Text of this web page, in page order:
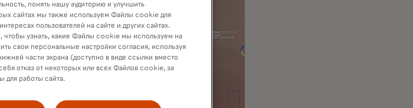
понять нашу аудиторию и улучшить
сайтах мы также используем Файлы cookie для
пользователей на сайте и других сайтах.
узнать, какие Файлы cookie мы используем на
свои персональные настройки согласия, используя
части экрана (доступно в виде ссылки вместо
отказ от некоторых или всех Файлов cookie, за
для работы сайта.